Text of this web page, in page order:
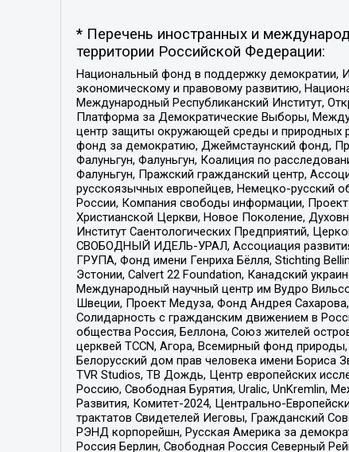
* Перечень иностранных и
территории Российской Федерации:
Национальный фонд в поддержку демократии,
экономическому и правовому развитию,
Международный Республиканский Институт,
Платформа за Демократические Выборы,
центр защиты окружающей среды и природных
фонд за демократию, Джеймстаунский фонд,
Фалуньгун, Фалуньгун, Коалиция по
Фалуньгун, Пражский гражданский центр,
русскоязычных европейцев, Немецко-русский
России, Компания свободы информации, Проект
Христианской Церкви, Новое Поколение,
Институт Саентологических Предприятий,
СВОБОДНЫЙ ИДЕЛЬ-УРАЛ, Ассоциация
ГРУПА, Фонд имени Генриха Бёлля, Stichting
Эстонии, Calvert 22 Foundation, Канадский
Международный научный центр им Вудро
Швеции, Проект Медуза, Фонд Андрея
Солидарность с гражданским движением в
общества Россия, Беллона, Союз жителей
церквей TCCN, Агора, Всемирный фонд
Белорусский дом прав человека имени Бориса
TVR Studios, ТВ Дождь, Центр европейских
Россию, Свободная Бурятия, Uralic, UnKremlin,
Развития, Комитет-2024, Центрально-
трактатов Свидетелей Иеговы, Гражданский
РЭНД корпорейшн, Русская Америка за
Россия Берлин, Свободная Россия Северный